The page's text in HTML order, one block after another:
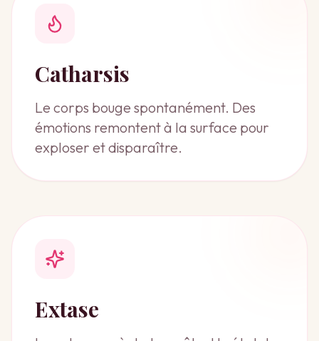
Catharsis
Le corps bouge spontanément. Des
émotions remontent à la surface pour
exploser et disparaître.
Extase